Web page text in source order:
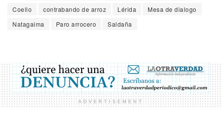
Coello
contrabando de arroz Lérida
Mesa de dialogo
Natagaima
Paro arrocero Saldaña
ADVERTISEMENT